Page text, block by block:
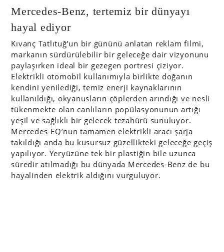
Mercedes-Benz, tertemiz bir dünyayı
hayal ediyor
Kıvanç Tatlıtuğ’un bir gününü anlatan reklam filmi,
markanın sürdürülebilir bir geleceğe dair vizyonunu
paylaşırken ideal bir gezegen portresi çiziyor.
Elektrikli otomobil kullanımıyla birlikte doğanın
kendini yenilediği, temiz enerji kaynaklarının
kullanıldığı, okyanusların çöplerden arındığı ve nesli
tükenmekte olan canlıların popülasyonunun artığı
yeşil ve sağlıklı bir gelecek tezahürü sunuluyor.
Mercedes-EQ’nun tamamen elektrikli aracı şarja
takıldığı anda bu kusursuz güzellikteki geleceğe geçiş
yapılıyor. Yeryüzüne tek bir plastiğin bile uzunca
süredir atılmadığı bu dünyada Mercedes-Benz de bu
hayalinden elektrik aldığını vurguluyor.